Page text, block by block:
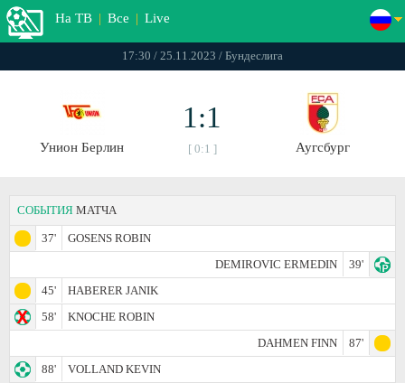
На ТВ | Все | Live
17:30 / 25.11.2023 / Бундеслига
Унион Берлин
1:1
[ 0:1 ] Аугсбург
СОБЫТИЯ МАТЧА
37'
GOSENS ROBIN
DEMIROVIC ERMEDIN
39'
45'
HABERER JANIK
58'
KNOCHE ROBIN
DAHMEN FINN
87'
88'
VOLLAND KEVIN